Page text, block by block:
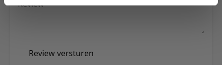
Review
Review versturen